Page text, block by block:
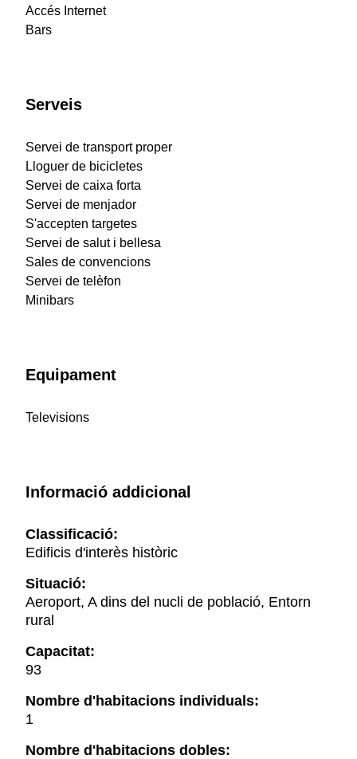
Accés Internet
Bars
Serveis
Servei de transport proper
Lloguer de bicicletes
Servei de caixa forta
Servei de menjador
S'accepten targetes
Servei de salut i bellesa
Sales de convencions
Servei de telèfon
Minibars
Equipament
Televisions
Informació addicional
Classificació:
Edificis d'interès històric
Situació:
Aeroport, A dins del nucli de població, Entorn
rural
Capacitat:
93
Nombre d'habitacions individuals:
1
Nombre d'habitacions dobles: